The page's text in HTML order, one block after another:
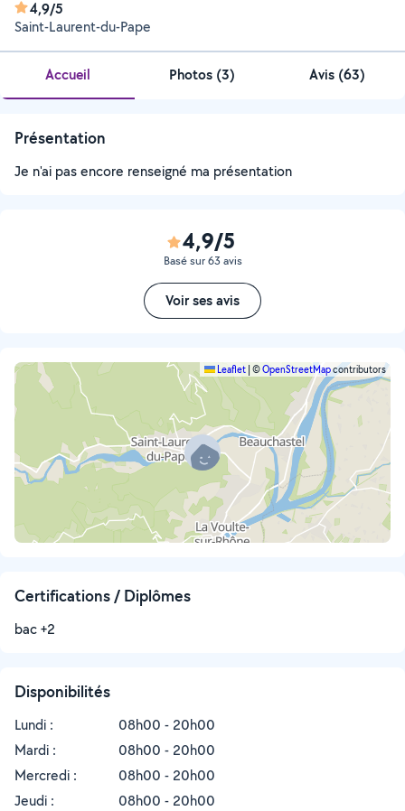
4,9/5
Saint-Laurent-du-Pape
Accueil Photos (3) Avis (63)
Présentation
Je n'ai pas encore renseigné ma présentation
4,9/5
Basé sur 63 avis
Voir ses avis
Leaflet ©OpenStreetMapcontributors
Certifications / Diplômes
bac +2
Disponibilités
Lundi :
08h00 - 20h00
Mardi :
08h00 - 20h00
Mercredi :
08h00 - 20h00
Jeudi :
08h00 - 20h00